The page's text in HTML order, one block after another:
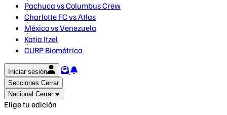
Pachuca vs Columbus Crew
Charlotte FC vs Atlas
México vs Venezuela
Katia Itzel
CURP Biométrica
Iniciar sesión
Secciones Cerrar
Nacional Cerrar
Elige tu edición